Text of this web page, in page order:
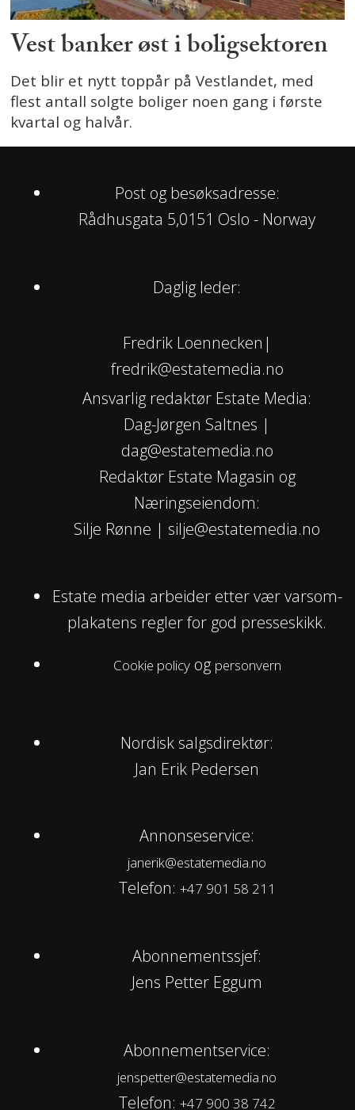
Vest banker øst i boligsektoren
Det blir et nytt toppår på Vestlandet, med
flest antall solgte boliger noen gang i første
kvartal og halvår.
Post og besøksadresse:
Rådhusgata 5,0151 Oslo - Norway
Daglig leder:
Fredrik Loennecken|
fredrik@estatemedia.no
Ansvarlig redaktør Estate Media:
Dag-Jørgen Saltnes |
dag@estatemedia.no
Redaktør Estate Magasin og
Næringseiendom:
Silje Rønne | silje@estatemedia.no
Estate media arbeider etter vær varsom-
plakatens regler for god presseskikk.
Cookie policyog personvern
Nordisk salgsdirektør:
Jan Erik Pedersen
Annonseservice:
janerik@estatemedia.no
Telefon: +47 901 58 211
Abonnementssjef:
Jens Petter Eggum
Abonnementservice:
jenspetter@estatemedia.no
Telefon: +47 900 38 742